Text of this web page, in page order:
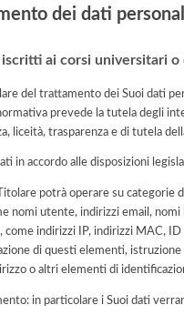
dei dati
ai corsi universitari
del trattamento dei Suoi dati
prevede la tutela degli
liceità, trasparenza e di tutela
in accordo alle disposizioni
potrà operare su
nomi utente, indirizzi email,
come indirizzi IP, indirizzi MAC,
di questi elementi,
o altri elementi di
in particolare i Suoi dati